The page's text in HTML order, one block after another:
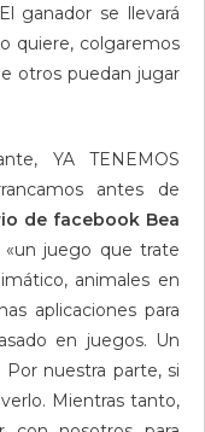
ganador se llevará
quiere, colgaremos
otros puedan jugar
YA TENEMOS
antes de
de facebook Bea
juego que trate
animales en
aplicaciones para
en juegos. Un
Por nuestra parte, si
Mientras tanto,